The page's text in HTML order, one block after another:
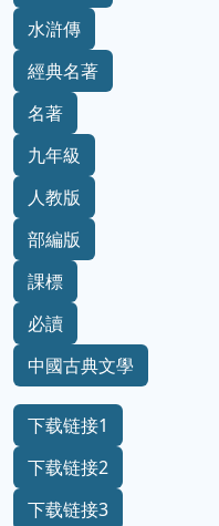
水滸傳
經典名著
名著
九年級
人教版
部編版
課標
必讀
中國古典文學
下载链接1
下载链接2
下载链接3